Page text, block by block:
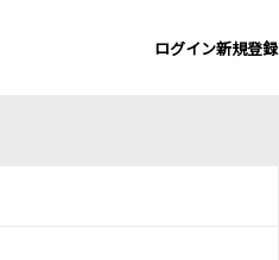
ログイン新規登録